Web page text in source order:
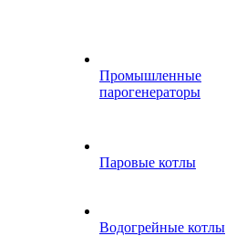
Промышленные
парогенераторы
Паровые котлы
Водогрейные котлы